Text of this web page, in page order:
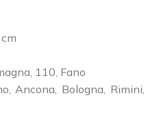
110 Fano
Ancona, Bologna, Rimini,